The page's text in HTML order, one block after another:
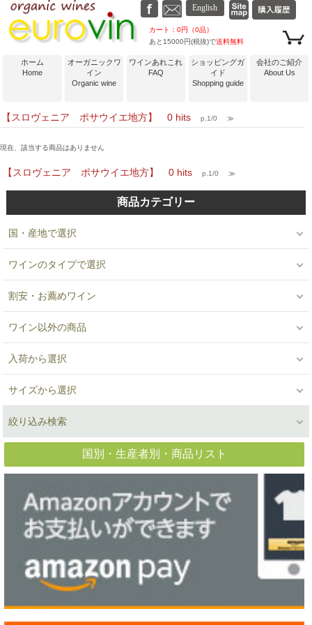
カート：0円（0品）
あと15000円(税抜)で送料無料
ホーム
Home
オーガニックワ
イン
Organic wine
ワインあれこれ
FAQ
ショッピングガ
イド
Shopping guide
会社のご紹介
About Us
【スロヴェニア ポサウイエ地方】 0 hitsp.1/0 ≫
現在、該当する商品はありません
【スロヴェニア ポサウイエ地方】 0 hitsp.1/0 ≫
商品カテゴリー
国・産地で選択
ワインのタイプで選択
割安・お薦めワイン
ワイン以外の商品
入荷から選択
サイズから選択
絞り込み検索
国別・生産者別・商品リスト